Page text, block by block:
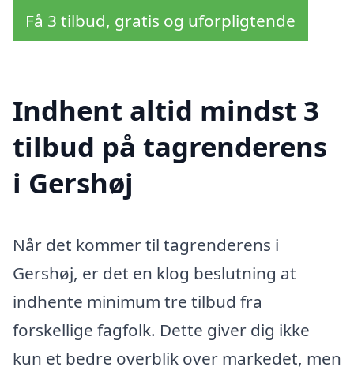
Få 3 tilbud, gratis og uforpligtende
Indhent altid mindst 3
tilbud på tagrenderens
i Gershøj
Når det kommer til tagrenderens i
Gershøj, er det en klog beslutning at
indhente minimum tre tilbud fra
forskellige fagfolk. Dette giver dig ikke
kun et bedre overblik over markedet, men